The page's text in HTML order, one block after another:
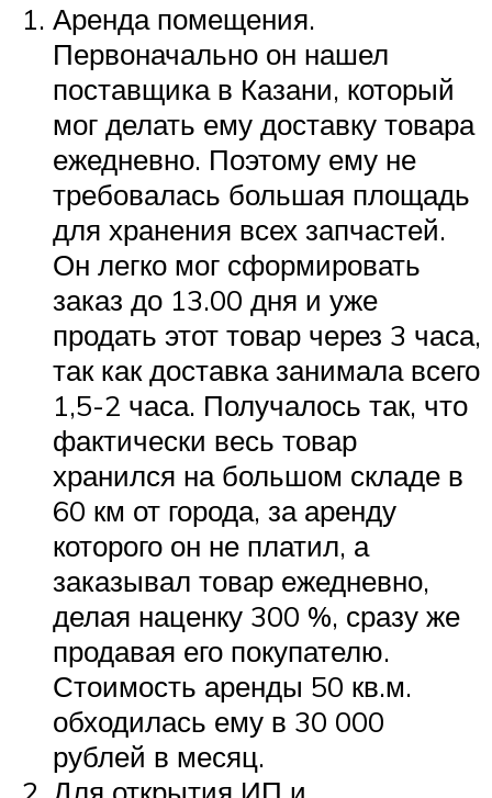
Аренда помещения.
Первоначально он нашел
поставщика в Казани, который
мог делать ему доставку товара
ежедневно. Поэтому ему не
требовалась большая площадь
для хранения всех запчастей.
Он легко мог сформировать
заказ до 13.00 дня и уже
продать этот товар через 3 часа,
так как доставка занимала всего
1,5-2 часа. Получалось так, что
фактически весь товар
хранился на большом складе в
60 км от города, за аренду
которого он не платил, а
заказывал товар ежедневно,
делая наценку 300 %, сразу же
продавая его покупателю.
Стоимость аренды 50 кв.м.
обходилась ему в 30 000
рублей в месяц.